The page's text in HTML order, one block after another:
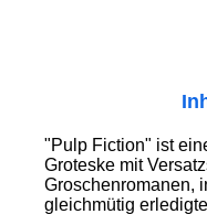
"Pulp Fiction" ist
Groteske mit
Groschenromanen,
gleichmütig